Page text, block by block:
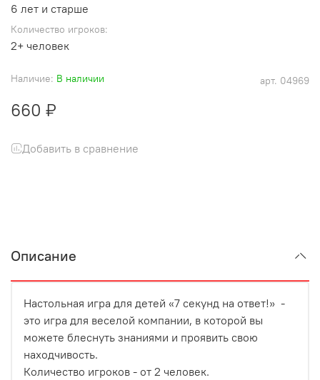
арт. 04969
Наличие: В наличии
660 ₽
Добавить в сравнение
6 лет и старше
Количество игроков:
2+ человек
Описание
Настольная игра для детей «7 секунд на ответ!» -
это игра для веселой компании, в которой вы
можете блеснуть знаниями и проявить свою
находчивость.
Количество игроков - от 2 человек.